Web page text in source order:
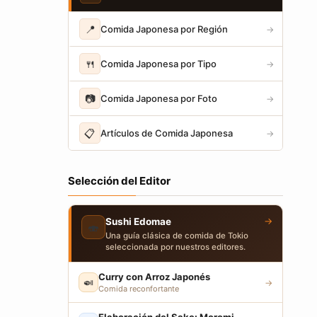
📍 Comida Japonesa por Región →
🍴 Comida Japonesa por Tipo →
📷 Comida Japonesa por Foto →
📋 Artículos de Comida Japonesa →
Selección del Editor
🍣 Sushi Edomae
Una guía clásica de comida de Tokio
seleccionada por nuestros editores.
→
🍛 Curry con Arroz Japonés
Comida reconfortante
→